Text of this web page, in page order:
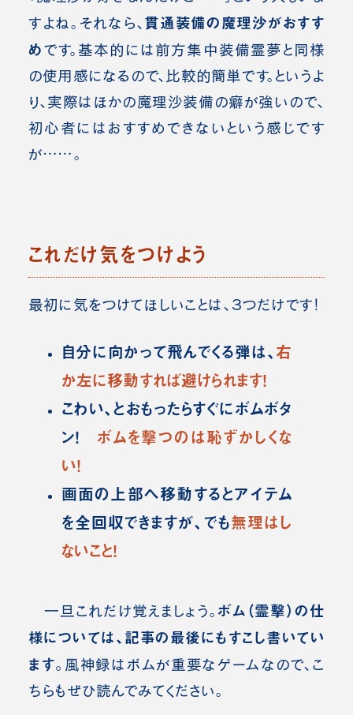
すよね。それなら、 貫通装備の魔理沙がおすす
め です。基本的には前方集中装備霊夢と同様
の使用感になるので、比較的簡単です。 というよ
り、実際はほかの魔理沙装備の癖が強いので、
初心者にはおすすめできないという感じです
が……。
これだけ気をつけよう
最初に気をつけてほしいことは、３つだけです！
自分に向かって飛んでくる弾は、右
か左に移動すれば避けられます！
こわい、とおもったらすぐにボムボタ
ン！ ボムを撃つのは恥ずかしくな
い！
画面の上部へ移動するとアイテム
を全回収できますが、でも無理はし
ないこと！
一旦これだけ覚えましょう。 ボム（霊撃）の仕
様については、記事の最後にもすこし書いてい
ます。 風神録はボムが重要なゲームなので、こ
ちらもぜひ読んでみてください。